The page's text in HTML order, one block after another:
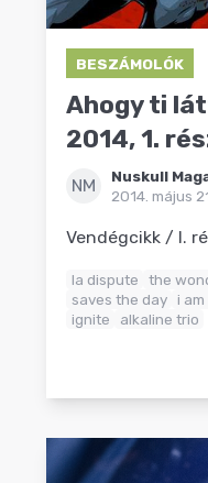
BESZÁMOLÓK
Ahogy ti
2014, 1.
NM
Nuskull
2014. május
Vendégcikk / I.
la dispute the
saves the day i
ignite
alkaline trio